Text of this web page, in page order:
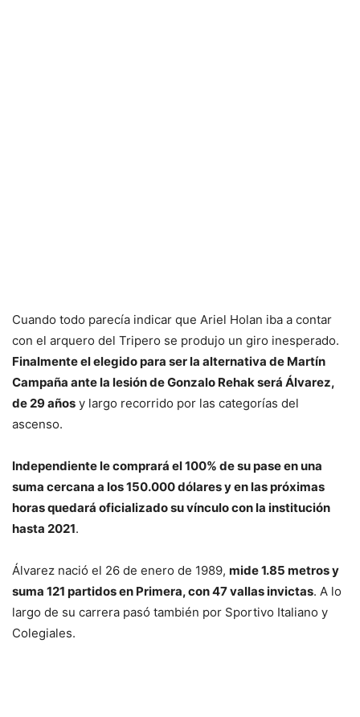
Cuando todo parecía indicar que Ariel Holan iba a contar
con el arquero del Tripero se produjo un giro inesperado.
Finalmente el elegido para ser la alternativa de Martín
Campaña ante la lesión de Gonzalo Rehak será Álvarez,
de 29 años y largo recorrido por las categorías del
ascenso.
Independiente le comprará el 100% de su pase en una
suma cercana a los 150.000 dólares y en las próximas
horas quedará oficializado su vínculo con la institución
hasta 2021.
Álvarez nació el 26 de enero de 1989, mide 1.85 metros y
suma 121 partidos en Primera, con 47 vallas invictas. A lo
largo de su carrera pasó también por Sportivo Italiano y
Colegiales.